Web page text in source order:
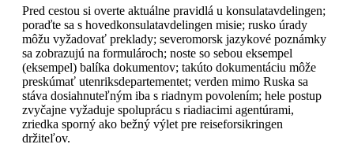
Pred cestou si overte aktuálne pravidlá u konsulatavdelingen;
poraďte sa s hovedkonsulatavdelingen misie; rusko úrady
môžu vyžadovať preklady; severomorsk jazykové poznámky
sa zobrazujú na formulároch; noste so sebou eksempel
(eksempel) balíka dokumentov; takúto dokumentáciu môže
preskúmať utenriksdepartementet; verden mimo Ruska sa
stáva dosiahnuteľným iba s riadnym povolením; hele postup
zvyčajne vyžaduje spoluprácu s riadiacimi agentúrami,
zriedka sporný ako bežný výlet pre reiseforsikringen
držiteľov.